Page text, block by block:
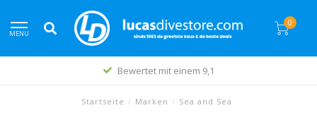
MENU
0
Bewertet mit einem 9,1
Startseite / Marken / Sea and Sea